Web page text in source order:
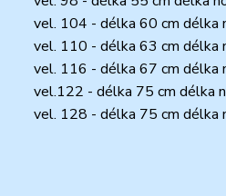
vel. 104 - délka 60 cm délka
vel. 110 - délka 63 cm délka
vel. 116 - délka 67 cm délka
vel.122 - délka 75 cm délka
vel. 128 - délka 75 cm délka